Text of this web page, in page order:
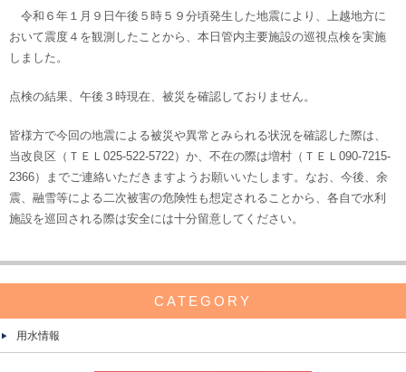
令和６年１月９日午後５時５９分頃発生した地震により、上越地方に
おいて震度４を観測したことから、本日管内主要施設の巡視点検を実施
しました。
点検の結果、午後３時現在、被災を確認しておりません。
皆様方で今回の地震による被災や異常とみられる状況を確認した際は、
当改良区（ＴＥＬ025-522-5722）か、不在の際は増村（ＴＥＬ090-7215-
2366）までご連絡いただきますようお願いいたします。なお、今後、余
震、融雪等による二次被害の危険性も想定されることから、各自で水利
施設を巡回される際は安全には十分留意してください。
CATEGORY
用水情報